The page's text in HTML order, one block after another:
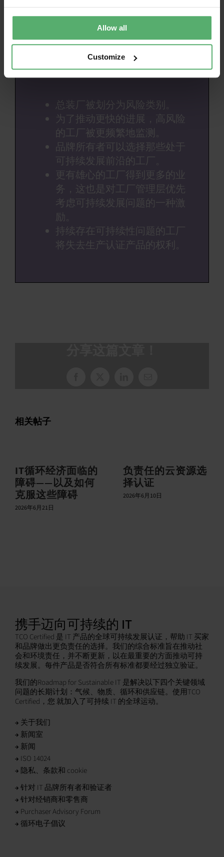
Allow all
Customize
TCO Certified
Accepted Factory List
简版）
总装厂被划分为风险类别。
为了推动更快的进展，高风险
的工厂被更频繁地监测。
品牌所有者可以选择那些处于
可持续发展前沿的工厂。
更有雄心的工厂得到更多的业
务，这也是对工厂管理层优先
考虑可持续发展问题的一种激
励。
持续存在可持续性问题的工厂
将失去生产认证产品的权利。
相关帖子
IT循环经济面临的
障碍——以及如何
克服这些障碍
2026年6月21日
负责任的云资源选
择认证
2026年6月10日
携手迈向可持续的 IT
TCO Certified 是 IT 产品的全球可持续发展认证，帮助 IT 买家
和品牌做出更负责任的选择。我们的综合标准旨在推动社
会和环境责任，并不断更新，以在最重要的方面推动可持
续发展。每件产品是否符合所有标准都要经过独立验证。
我们的Roadmap for Sustainable IT 是解决以下四个关键领域
问题的长期计划：气候、物质、循环和供应链。使用TCO
Certified，您 就加入了可持续 IT 的全球运动。
关于我们
新闻室
新闻
ISO 14024
隐私、条款和 cookie
针对 IT 品牌所有者和验证者
针对经销商和零售商
Purchaser Advisory Forum
循环电子倡议